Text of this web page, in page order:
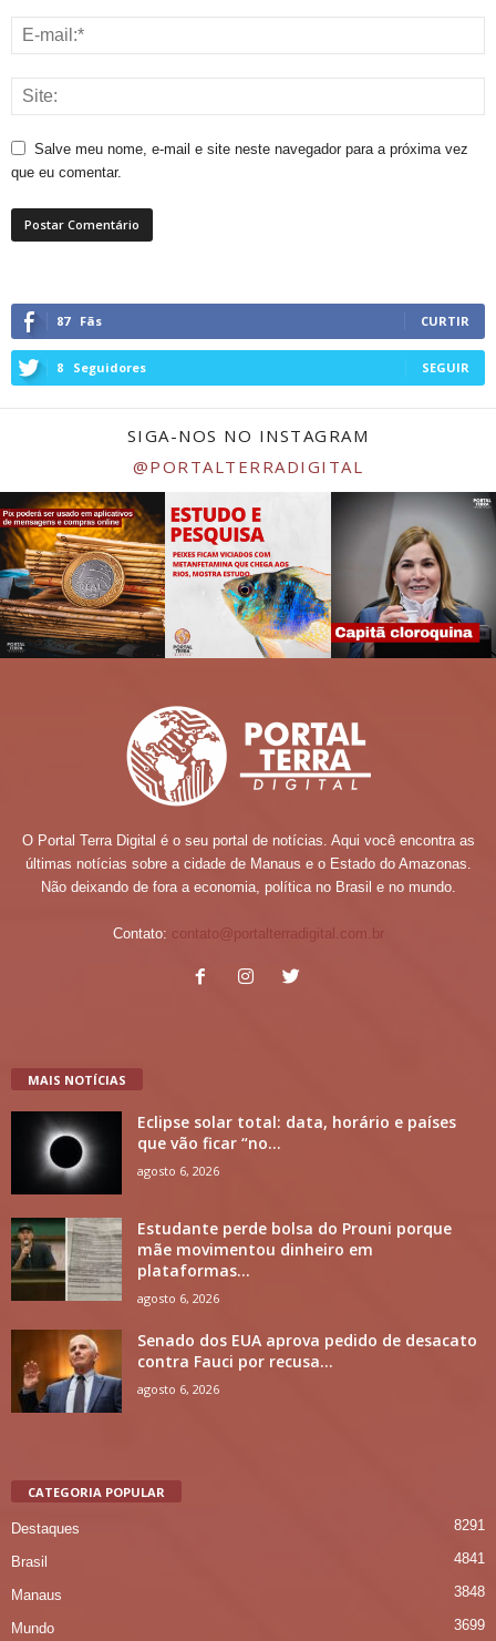
Salve meu nome, e-mail e site neste navegador para a próxima vez
que eu comentar.
87 Fãs CURTIR
8 Seguidores SEGUIR
SIGA-NOS NO INSTAGRAM
@PORTALTERRADIGITAL
O Portal Terra Digital é o seu portal de notícias. Aqui você encontra as
últimas notícias sobre a cidade de Manaus e o Estado do Amazonas.
Não deixando de fora a economia, política no Brasil e no mundo.
Contato: contato@portalterradigital.com.br
MAIS NOTÍCIAS
Eclipse solar total: data, horário e países
que vão ficar “no...
agosto 6, 2026
Estudante perde bolsa do Prouni porque
mãe movimentou dinheiro em
plataformas...
agosto 6, 2026
Senado dos EUA aprova pedido de desacato
contra Fauci por recusa...
agosto 6, 2026
CATEGORIA POPULAR
Destaques 8291
Brasil 4841
Manaus 3848
Mundo 3699